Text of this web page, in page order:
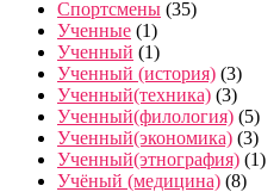
Спортсмены (35)
Ученные (1)
Ученный (1)
Ученный (история) (3)
Ученный(техника) (3)
Ученный(филология) (5)
Ученный(экономика) (3)
Ученный(этнография) (1)
Учёный (медицина) (8)